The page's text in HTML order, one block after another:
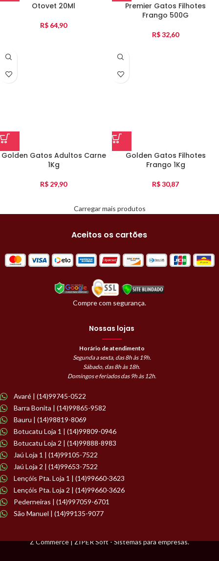
Otovet 20Ml
R$ 64,90
Premier Gatos Filhotes
Frango 500G
R$32,60
Golden Gatos Adultos Carne
1Kg
R$ 29,90
Golden Gatos Filhotes
Frango 1Kg
R$30,87
Carregar mais produtos
Aceitos os cartões
Compre com segurança.
Nossas lojas
Horário de atendimento
Segunda a sexta, das 8h às 19h.
Sábado, das 8h às 18h.
Domingos e feriados das 9h às 12h.
Avaré | (14)99745-0522
Barra Bonita | (14)99865-9582
Bauru | (14)98819-8069
Botucatu Loja 1 | (14)99809-0946
Botucatu Loja 2 | (14)99888-8983
Jaú Loja 1 | (14)99105-7522
Jaú Loja 2 | (14)99653-7522
Lençóis Pta. Loja 1 | (14)99660-3623
Lençóis Pta. Loja 2 | (14)99660-3626
Pederneiras | (14)997059-6701
São Manuel | (14)99135-9077
Z Commerce | ZIPER Soft - Sistemas para empresas.